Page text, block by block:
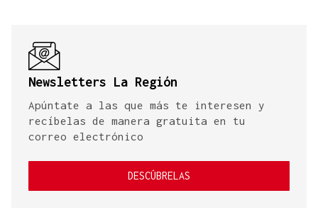
Newsletters La Región
Apúntate a las que más te interesen y
recíbelas de manera gratuita en tu
correo electrónico
DESCÚBRELAS